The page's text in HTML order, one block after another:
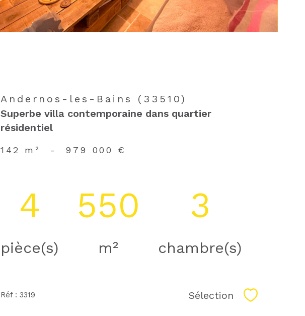
Andernos-les-Bains (33510)
Superbe villa contemporaine dans quartier
résidentiel
142 m² - 979 000 €
4
pièce(s)
550
m²
3
chambre(s)
Réf : 3319 Sélection